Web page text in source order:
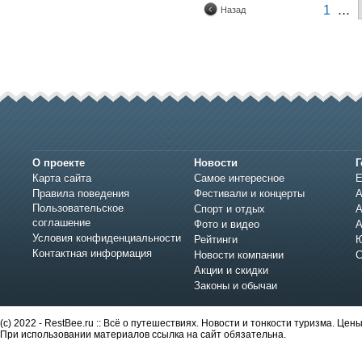
Назад 1 ...
О проекте
Карта сайта
Правила поведения
Пользовательское
соглашение
Условия конфиденциальности
Контактная информация
Новости
Самое интересное
Фестивали и концерты
Спорт и отдых
Фото и видео
Рейтинги
Новости компании
Акции и скидки
Законы и обычаи
(c) 2022 - RestBee.ru :: Всё о путешествиях. Новости и тонкости туризма.
При использовании материалов ссылка на сайт обязательна.